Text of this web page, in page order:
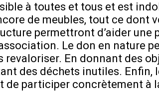
à toutes et tous et est
de meubles, tout ce dont
permettront d’aider une
Le don en nature
En donnant des
des déchets inutiles. Enfin,
de participer concrètement à